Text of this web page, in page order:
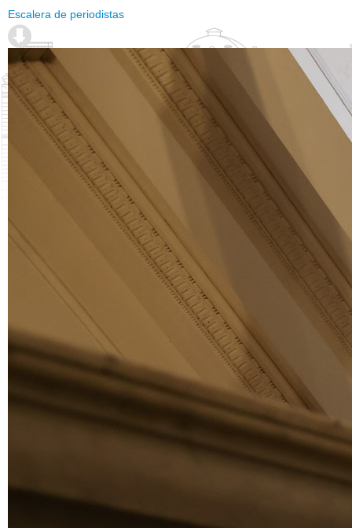
Escalera de periodistas